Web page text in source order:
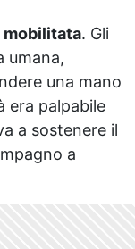
mobilitata. Gli
umana,
una mano
era palpabile
a sostenere il
a